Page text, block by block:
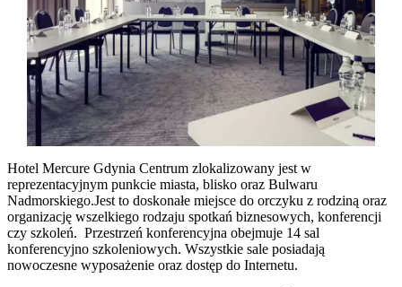
Hotel Mercure Gdynia Centrum zlokalizowany jest w
reprezentacyjnym punkcie miasta, blisko oraz Bulwaru
Nadmorskiego.Jest to doskonałe miejsce do orczyku z rodziną oraz
organizację wszelkiego rodzaju spotkań biznesowych, konferencji
czy szkoleń. Przestrzeń konferencyjna obejmuje 14 sal
konferencyjno szkoleniowych. Wszystkie sale posiadają
nowoczesne wyposażenie oraz dostęp do Internetu.